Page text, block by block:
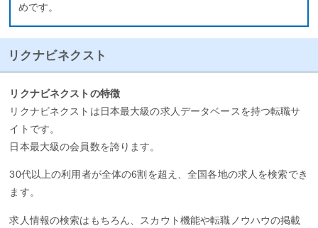
めです。
リクナビネクスト
リクナビネクストの特徴
リクナビネクストは日本最大級の求人データベースを持つ転職サ
イトです。
日本最大級の会員数を誇ります。
30代以上の利用者が全体の6割を超え、全国各地の求人を検索でき
ます。
求人情報の検索はもちろん、スカウト機能や転職ノウハウの掲載